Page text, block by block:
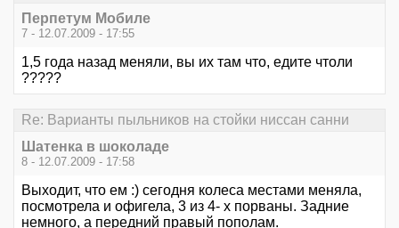
Перпетум Мобиле
7 - 12.07.2009 - 17:55
1,5 года назад меняли, вы их там что, едите чтоли
?????
Re: Варианты пыльников на стойки ниссан санни
Шатенка в шоколаде
8 - 12.07.2009 - 17:58
Выходит, что ем :) сегодня колеса местами меняла,
посмотрела и офигела, 3 из 4- х порваны. Задние
немного, а передний правый пополам.